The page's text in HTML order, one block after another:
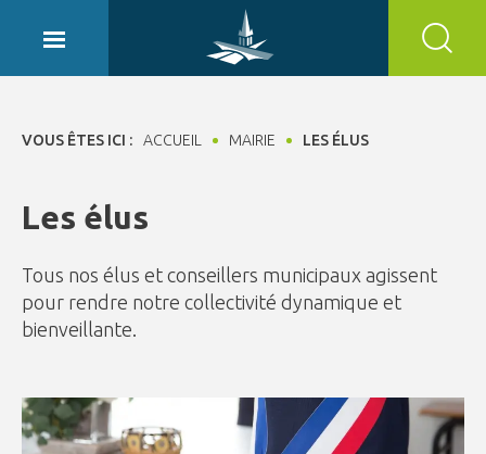
VOUS ÊTES ICI : ACCUEIL MAIRIE LES ÉLUS
Les élus
Tous nos élus et conseillers municipaux agissent
pour rendre notre collectivité dynamique et
bienveillante.
Panneau de gestion des cookies